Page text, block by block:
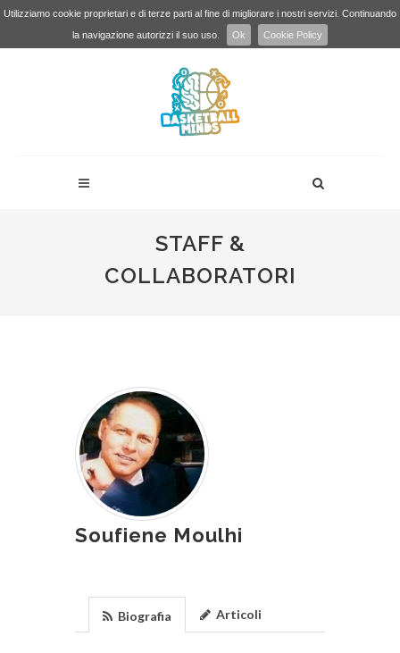
Utilizziamo cookie proprietari e di terze parti al fine di migliorare i nostri servizi. Continuando
la navigazione autorizzi il suo uso.
Ok Cookie Policy
STAFF &
COLLABORATORI
Soufiene Moulhi
Biografia Articoli